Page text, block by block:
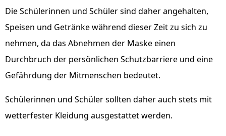
Die Schülerinnen und Schüler sind daher angehalten,
Speisen und Getränke während dieser Zeit zu sich zu
nehmen, da das Abnehmen der Maske einen
Durchbruch der persönlichen Schutzbarriere und eine
Gefährdung der Mitmenschen bedeutet.
Schülerinnen und Schüler sollten daher auch stets mit
wetterfester Kleidung ausgestattet werden.